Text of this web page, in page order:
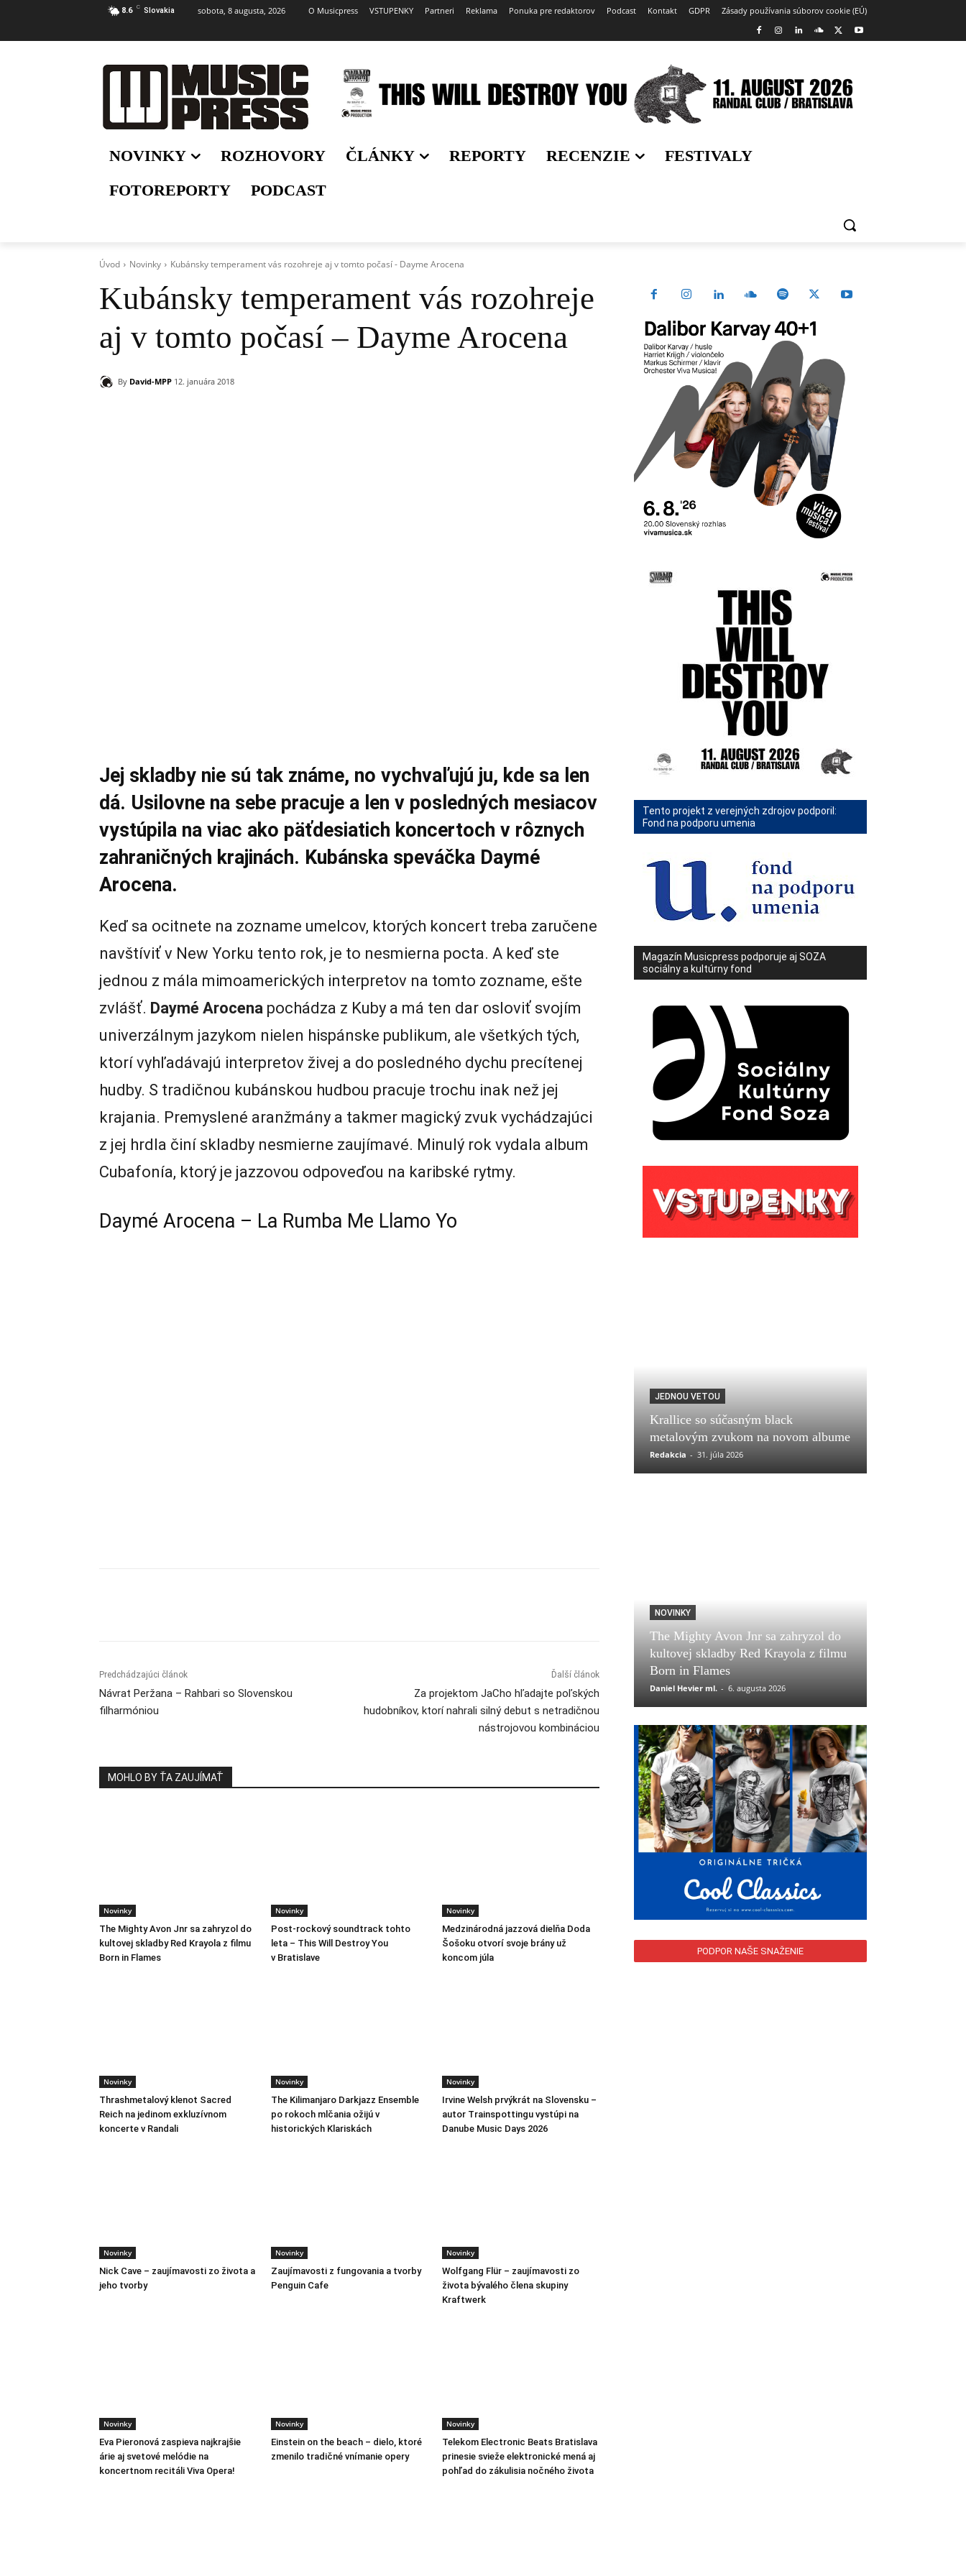
8.6 C Slovakia sobota, 8 augusta, 2026 O Musicpress VSTUPENKY Partneri Reklama Ponuka pre redaktorov Podcast Kontakt GDPR Zásady používania súborov cookie (EÚ)
NOVINKY ROZHOVORY ČLÁNKY REPORTY RECENZIE
FESTIVALY
FOTOREPORTY
PODCAST
Úvod Novinky Kubánsky temperament vás rozohreje aj v tomto počasí - Dayme Arocena
Kubánsky temperament vás rozohreje
aj v tomto počasí – Dayme Arocena
By David-MPP 12. januára 2018
Jej skladby nie sú tak známe, no vychvaľujú ju, kde sa len
dá. Usilovne na sebe pracuje a len v posledných mesiacov
vystúpila na viac ako päťdesiatich koncertoch v rôznych
zahraničných krajinách. Kubánska speváčka Daymé
Arocena.
Keď sa ocitnete na zozname umelcov, ktorých koncert treba zaručene
navštíviť v New Yorku tento rok, je to nesmierna pocta. A keď ste
jednou z mála mimoamerických interpretov na tomto zozname, ešte
zvlášť. Daymé Arocena pochádza z Kuby a má ten dar osloviť svojím
univerzálnym jazykom nielen hispánske publikum, ale všetkých tých,
ktorí vyhľadávajú interpretov živej a do posledného dychu precítenej
hudby. S tradičnou kubánskou hudbou pracuje trochu inak než jej
krajania. Premyslené aranžmány a takmer magický zvuk vychádzajúci
z jej hrdla činí skladby nesmierne zaujímavé. Minulý rok vydala album
Cubafonía, ktorý je jazzovou odpoveďou na karibské rytmy.
Daymé Arocena – La Rumba Me Llamo Yo
Predchádzajúci článok
Návrat Peržana – Rahbari so Slovenskou
filharmóniou
Ďalší článok
Za projektom JaCho hľadajte poľských
hudobníkov, ktorí nahrali silný debut s netradičnou
nástrojovou kombináciou
MOHLO BY ŤA ZAUJÍMAŤ
Novinky
The Mighty Avon Jnr sa zahryzol do
kultovej skladby Red Krayola z filmu
Born in Flames
Novinky
Post-rockový soundtrack tohto
leta – This Will Destroy You
v Bratislave
Novinky
Medzinárodná jazzová dielňa Doda
Šošoku otvorí svoje brány už
koncom júla
Novinky
Thrashmetalový klenot Sacred
Reich na jedinom exkluzívnom
koncerte v Randali
Novinky
The Kilimanjaro Darkjazz Ensemble
po rokoch mlčania ožijú v
historických Klariskách
Novinky
Irvine Welsh prvýkrát na Slovensku –
autor Trainspottingu vystúpi na
Danube Music Days 2026
Novinky
Nick Cave – zaujímavosti zo života a
jeho tvorby
Novinky
Zaujímavosti z fungovania a tvorby
Penguin Cafe
Novinky
Wolfgang Flür – zaujímavosti zo
života bývalého člena skupiny
Kraftwerk
Novinky
Eva Pieronová zaspieva najkrajšie
árie aj svetové melódie na
koncertnom recitáli Viva Opera!
Novinky
Einstein on the beach – dielo, ktoré
zmenilo tradičné vnímanie opery
Novinky
Telekom Electronic Beats Bratislava
prinesie svieže elektronické mená aj
pohľad do zákulisia nočného života
Tento projekt z verejných zdrojov podporil:
Fond na podporu umenia
Magazín Musicpress podporuje aj SOZA
sociálny a kultúrny fond
JEDNOU VETOU
Krallice so súčasným black
metalovým zvukom na novom albume
Redakcia - 31. júla 2026
NOVINKY
The Mighty Avon Jnr sa zahryzol do
kultovej skladby Red Krayola z filmu
Born in Flames
Daniel Hevier ml. - 6. augusta 2026
PODPOR NAŠE SNAŽENIE